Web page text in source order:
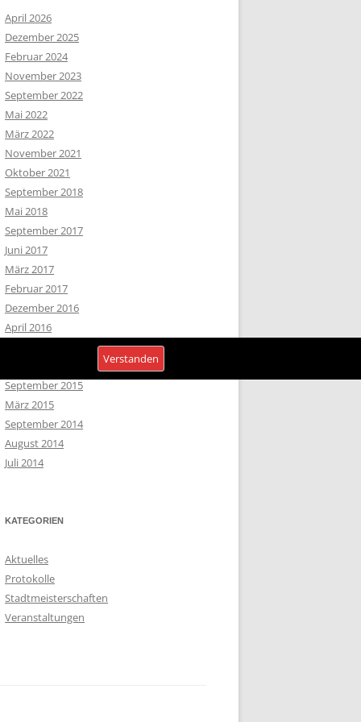
April 2026
Dezember 2025
Februar 2024
November 2023
September 2022
Mai 2022
März 2022
November 2021
Oktober 2021
September 2018
Mai 2018
September 2017
Juni 2017
März 2017
Februar 2017
Dezember 2016
April 2016
September 2015
März 2015
September 2014
August 2014
Juli 2014
KATEGORIEN
Aktuelles
Protokolle
Stadtmeisterschaften
Veranstaltungen
Verstanden